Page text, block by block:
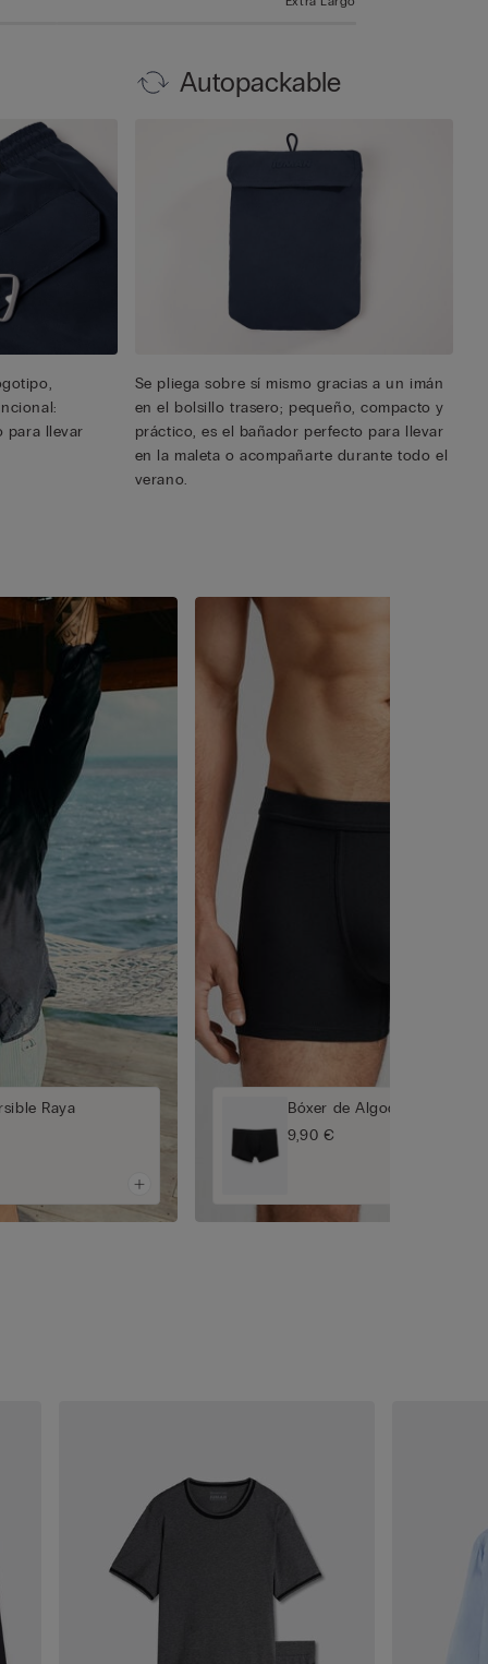
para llevar
Autopackable
Se pliega sobre sí mismo gracias a un imán
en el bolsillo trasero; pequeño, compacto y
práctico, es el bañador perfecto para llevar
en la maleta o acompañarte durante todo el
verano.
Raya
Bóxer de Algodón Superior
9,90 €